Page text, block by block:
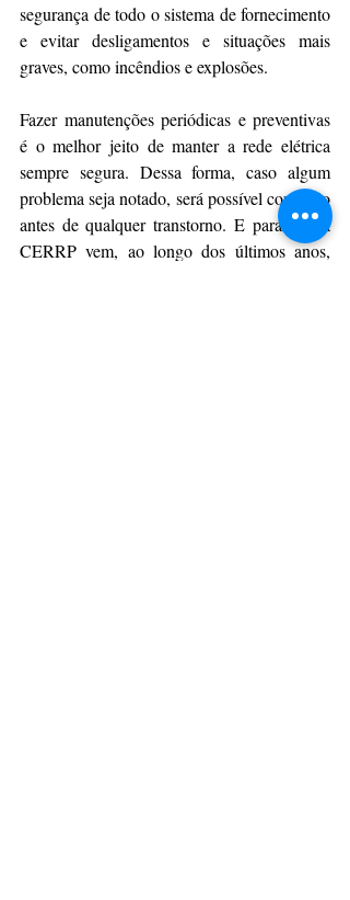
segurança de todo o sistema de fornecimento
e evitar desligamentos e situações mais
graves, como incêndios e explosões.
Fazer manutenções periódicas e preventivas
é o melhor jeito de manter a rede elétrica
sempre segura. Dessa forma, caso algum
problema seja notado, será possível corrigi-lo
antes de qualquer transtorno. E para isso a
CERRP vem, ao longo dos últimos anos,